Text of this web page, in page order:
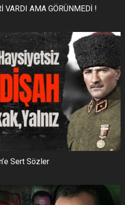
VARDI AMA GÖRÜNMEDİ !
Sert Sözler